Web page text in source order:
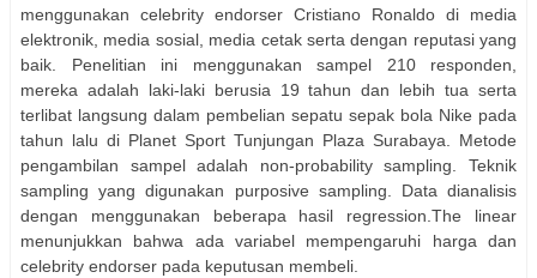
menggunakan celebrity endorser Cristiano Ronaldo di media
elektronik, media sosial, media cetak serta dengan reputasi yang
baik. Penelitian ini menggunakan sampel 210 responden,
mereka adalah laki-laki berusia 19 tahun dan lebih tua serta
terlibat langsung dalam pembelian sepatu sepak bola Nike pada
tahun lalu di Planet Sport Tunjungan Plaza Surabaya. Metode
pengambilan sampel adalah non-probability sampling. Teknik
sampling yang digunakan purposive sampling. Data dianalisis
dengan menggunakan beberapa hasil regression.The linear
menunjukkan bahwa ada variabel mempengaruhi harga dan
celebrity endorser pada keputusan membeli.